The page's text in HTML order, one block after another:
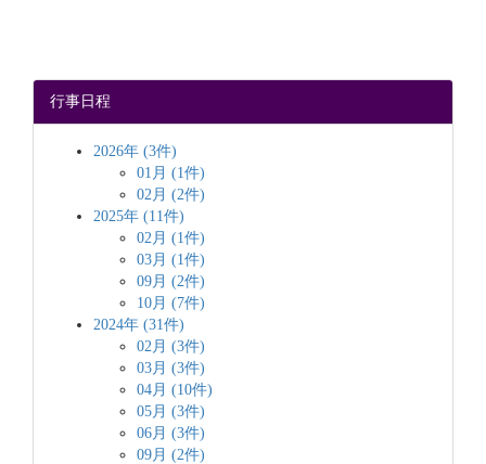
行事日程
2026年 (3件)
01月 (1件)
02月 (2件)
2025年 (11件)
02月 (1件)
03月 (1件)
09月 (2件)
10月 (7件)
2024年 (31件)
02月 (3件)
03月 (3件)
04月 (10件)
05月 (3件)
06月 (3件)
09月 (2件)